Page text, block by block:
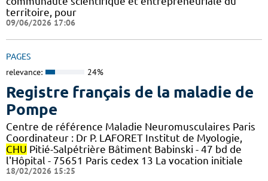
territoire, pour
09/06/2026 17:06
PAGES
relevance: 24%
Registre français de la maladie de
Pompe
Centre de référence Maladie Neuromusculaires Paris
Coordinateur : Dr P. LAFORET Institut de Myologie,
CHU Pitié-Salpétrière Bâtiment Babinski - 47 bd de
l'Hôpital - 75651 Paris cedex 13 La vocation initiale
18/02/2026 15:25